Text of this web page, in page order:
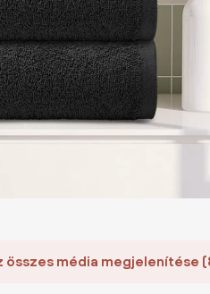
összes média megjelenítése